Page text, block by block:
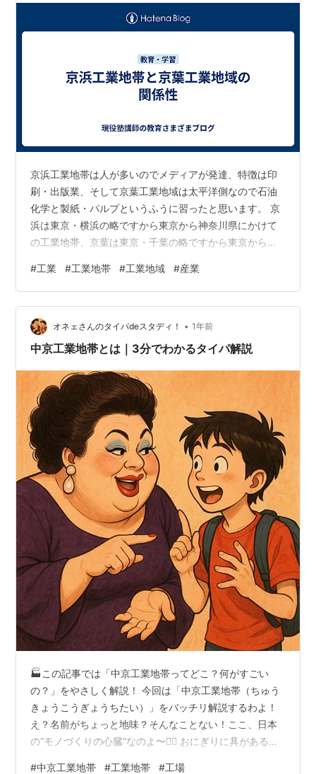
京浜工業地帯は人が多いのでメディアが発達、特徴は印
刷・出版業、そして京葉工業地域は太平洋側なので石油
化学と製紙・パルプというふうに習ったと思います。 京
浜は東京・横浜の略ですから東京から神奈川県にかけて
の工業地帯、京葉は東京・千葉の略ですから東京から千
があります。 まず京葉工業地域ですが、製紙業が非常に
活発です。 紙って大型の工場が必須です。また安定して
材料を手に入れられる場所でないと成立しません。日本
の場合は海外から紙の原料であるパルプを輸入し続けら
れる場所でないといけないという条件がまずあります。
#工業 #工業地帯 #工業地域 #産業
オネェさんのタイパdeスタディ！ • 1年前
中京工業地帯とは｜3分でわかるタイパ解説
🏭この記事では「中京工業地帯ってどこ？何がすごい
の？」をやさしく解説！ 今回は「中京工業地帯（ちゅう
きょうこうぎょうちたい）」をバッチリ解説するわよ！
え？名前がちょっと地味？そんなことない！ここ、日本
の“モノづくりの心臓”なのよ〜❤️‍🔥 おにぎりに具があるよ
#中京工業地帯 #工業地帯 #工場